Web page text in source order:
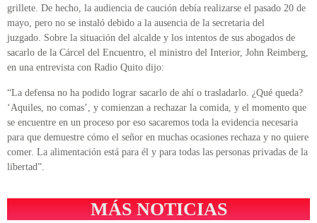
grillete. De hecho, la audiencia de caución debía realizarse el pasado 20 de
mayo, pero no se instaló debido a la ausencia de la secretaria del
juzgado. Sobre la situación del alcalde y los intentos de sus abogados de
sacarlo de la Cárcel del Encuentro, el ministro del Interior, John Reimberg,
en una entrevista con Radio Quito dijo:
“La defensa no ha podido lograr sacarlo de ahí o trasladarlo. ¿Qué queda?
‘Aquiles, no comas’, y comienzan a rechazar la comida, y el momento que
se encuentre en un proceso por eso sacaremos toda la evidencia necesaria
para que demuestre cómo el señor en muchas ocasiones rechaza y no quiere
comer. La alimentación está para él y para todas las personas privadas de la
libertad”.
MÁS NOTICIAS